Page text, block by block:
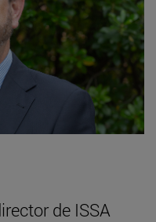
de ISSA